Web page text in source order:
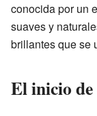
conocida por un
suaves y
brillantes que se
El inicio de